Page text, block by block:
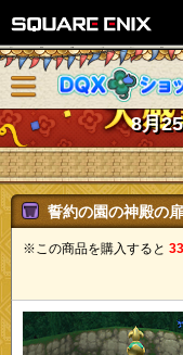
8月
ニューを閉じる
誓約の園の神殿の
※この商品を購入すると